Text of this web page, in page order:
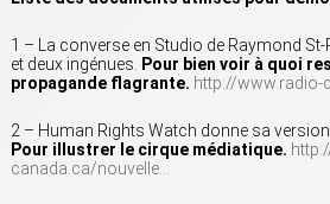
1 – La converse en Studio de Raymond
et deux ingénues.
Pour bien voir à quoi
propagande flagrante. http://www.radio-
2 – Human Rights Watch donne sa
Pour illustrer le cirque médiatique.
canada.ca/nouvelle…